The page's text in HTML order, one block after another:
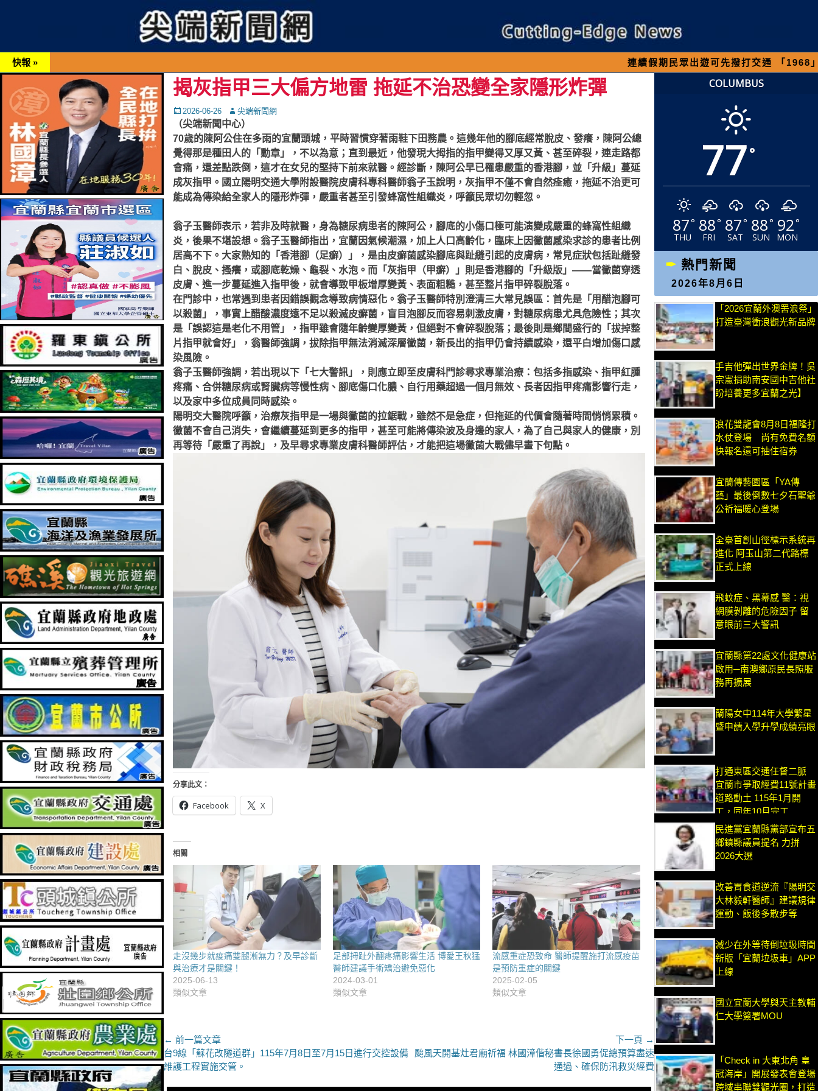
快報 » 連續假期民眾出遊可先撥打交通 「1968」客服專線
揭灰指甲三大偏方地雷 拖延不治恐變全家隱形炸彈
Posted
on
2026-06-26 Autor尖端新聞網
（尖端新聞中心）
70歲的陳阿公住在多雨的宜蘭頭城，平時習慣穿著雨鞋下田務農。這幾年他的腳底經常脫皮、發癢，陳阿公總
覺得那是種田人的「勳章」，不以為意；直到最近，他發現大拇指的指甲變得又厚又黃、甚至碎裂，連走路都
會痛，還差點跌倒，這才在女兒的堅持下前來就醫。經診斷，陳阿公早已罹患嚴重的香港腳，並「升級」蔓延
成灰指甲。國立陽明交通大學附設醫院皮膚科專科醫師翁子玉說明，灰指甲不僅不會自然痊癒，拖延不治更可
能成為傳染給全家人的隱形炸彈，嚴重者甚至引發蜂窩性組織炎，呼籲民眾切勿輕忽。
翁子玉醫師表示，若非及時就醫，身為糖尿病患者的陳阿公，腳底的小傷口極可能演變成嚴重的蜂窩性組織
炎，後果不堪設想。 翁子玉醫師指出，宜蘭因氣候潮濕，加上人口高齡化，臨床上因黴菌感染求診的患者比例
居高不下。大家熟知的「香港腳（足癬）」，是由皮癬菌感染腳底與趾縫引起的皮膚病，常見症狀包括趾縫發
白、脫皮、搔癢，或腳底乾燥、龜裂、水泡。而「灰指甲（甲癬）」則是香港腳的「升級版」——當黴菌穿透
皮膚、進一步蔓延進入指甲後，就會導致甲板增厚變黃、表面粗糙，甚至整片指甲碎裂脫落。
在門診中，也常遇到患者因錯誤觀念導致病情惡化。翁子玉醫師特別澄清三大常見誤區：首先是「用醋泡腳可
以殺菌」，事實上醋酸濃度遠不足以殺滅皮癬菌，盲目泡腳反而容易刺激皮膚，對糖尿病患尤具危險性；其次
是「誤認這是老化不用管」，指甲雖會隨年齡變厚變黃，但絕對不會碎裂脫落；最後則是鄉間盛行的「拔掉整
片指甲就會好」，翁醫師強調，拔除指甲無法消滅深層黴菌，新長出的指甲仍會持續感染，還平白增加傷口感
染風險。
翁子玉醫師強調，若出現以下「七大警訊」，則應立即至皮膚科門診尋求專業治療：包括多指感染、指甲紅腫
疼痛、合併糖尿病或腎臟病等慢性病、腳底傷口化膿、自行用藥超過一個月無效、長者因指甲疼痛影響行走，
以及家中多位成員同時感染。
陽明交大醫院呼籲，治療灰指甲是一場與黴菌的拉鋸戰，雖然不是急症，但拖延的代價會隨著時間悄悄累積。
黴菌不會自己消失，會繼續蔓延到更多的指甲，甚至可能將傳染波及身邊的家人，為了自己與家人的健康，別
再等待「嚴重了再說」，及早尋求專業皮膚科醫師評估，才能把這場黴菌大戰儘早畫下句點。
分享此文：
Facebook X
相關
走沒幾步就痠痛雙腿漸無力？及早診斷
與治療才是關鍵！
2025-06-13
類似文章
足部拇趾外翻疼痛影響生活 博愛王秋猛
醫師建議手術矯治避免惡化
2024-03-01
類似文章
流感重症恐致命 醫師提醒施打流感疫苗
是預防重症的關鍵
2025-02-05
類似文章
文
章
導
← 前一篇文章
上
一
台9線「蘇花改隧道群」115年7月8日至7月15日進行交控設備
維護工程實施交管。
下一頁 →
下颱風天開基灶君廟祈福 林國漳偕秘書長徐國勇促總預算盡速
通過、確保防汛救災經費
COLUMBUS
77°
87°
THU
88°
FRI
87°
SAT
88°
SUN
92°
MON
熱門新聞
2026年8月6日
「2026宜蘭外澳罟浪祭」
打造臺灣衝浪觀光新品牌
手吉他彈出世界金牌！吳
宗憲捐助南安國中吉他社
盼培養更多宜蘭之光】
浪花雙龍會8月8日福隆打
水仗登場 尚有免費名額
快報名還可抽住宿券
宜蘭傳藝園區「YA傳
藝」最後倒數七夕石聖爺
公祈福暖心登場
全臺首創山徑標示系統再
進化 阿玉山第二代路標
正式上線
飛蚊症、黑幕感 醫：視
網膜剝離的危險因子 留
意眼前三大警訊
宜蘭縣第22處文化健康站
啟用─南澳鄉原民長照服
務再擴展
蘭陽女中114年大學繁星
暨申請入學升學成績亮眼
打通東區交通任督二脈
宜蘭市爭取經費11號計畫
道路動土 115年1月開
工，同年10月完工
民進黨宜蘭縣黨部宣布五
鄉鎮縣議員提名 力拼
2026大選
改善胃食道逆流『陽明交
大林毅軒醫師』建議規律
運動、飯後多散步等
減少在外等待倒垃圾時間
新版「宜蘭垃圾車」APP
上線
國立宜蘭大學與天主教輔
仁大學簽署MOU
「Check in 大東北角 皇
冠海岸」開展發表會登場
跨域串聯雙觀光圈，打造